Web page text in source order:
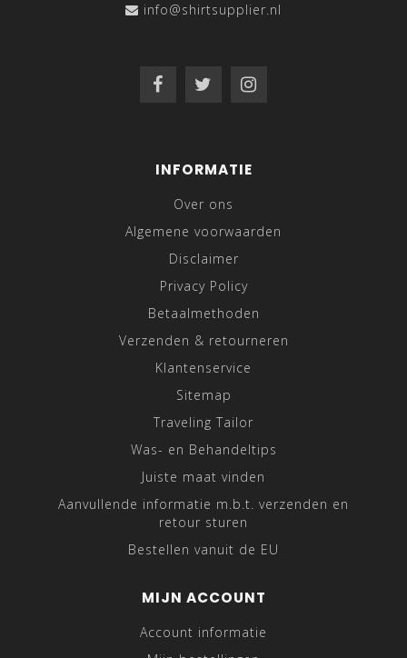
info@shirtsupplier.nl
INFORMATIE
Over ons
Algemene voorwaarden
Disclaimer
Privacy Policy
Betaalmethoden
Verzenden & retourneren
Klantenservice
Sitemap
Traveling Tailor
Was- en Behandeltips
Juiste maat vinden
Aanvullende informatie m.b.t. verzenden en
retour sturen
Bestellen vanuit de EU
MIJN ACCOUNT
Account informatie